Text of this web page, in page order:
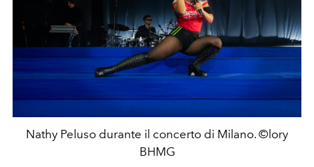
Nathy Peluso durante il concerto di Milano. ©lory
BHMG